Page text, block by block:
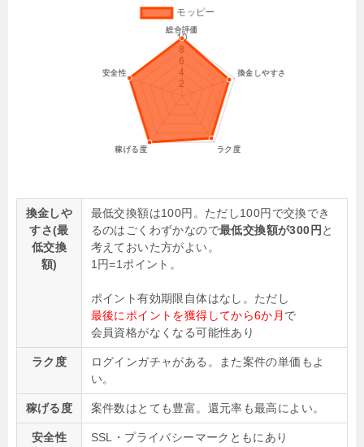
換金しや
すさ(最
低交換
額)
最低交換額は100円。ただし100円で交換でき
るのはごくわずかなので最低交換額が300円 と
考えておいた方がよい。
1円=1ポイント。
ポイント有効期限自体はなし。ただし
最後にポイントを獲得してから6か月 で
会員資格がなくなる可能性あり
ラク度
ログインガチャがある。また案件の単価もよ
い。
稼げる度 案件数はとても豊富。還元率も最高によい。
安全性 SSL・プライバシーマークともにあり